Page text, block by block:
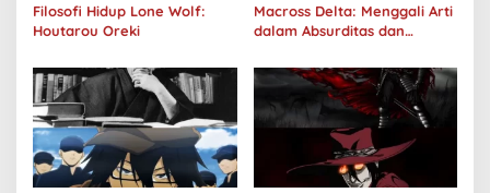
Filosofi Hidup Lone Wolf:
Houtarou Oreki
Macross Delta: Menggali Arti
dalam Absurditas dan